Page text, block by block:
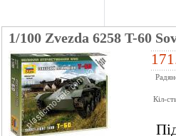
1/100 Zvezda 6258 T-60
Кіл-